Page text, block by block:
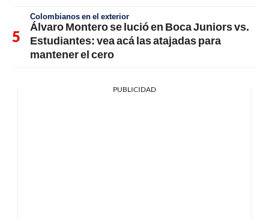
Colombianos en el exterior
Álvaro Montero se lució en Boca Juniors vs.
Estudiantes: vea acá las atajadas para
mantener el cero
PUBLICIDAD